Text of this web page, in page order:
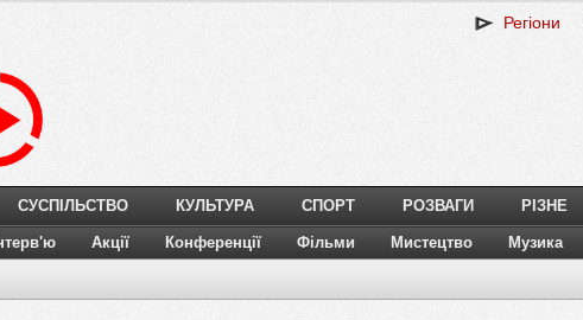
Регіони
СУСПІЛЬСТВО КУЛЬТУРА СПОРТ РОЗВАГИ РІЗНЕ
Акції Конференції Фільми Мистецтво Музика